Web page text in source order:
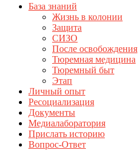
База знаний
Жизнь в колонии
Защита
СИЗО
После освобождения
Тюремная медицина
Тюремный быт
Этап
Личный опыт
Ресоциализация
Документы
Медиалаборатория
Прислать историю
Вопрос-Ответ